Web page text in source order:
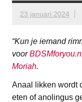
23 januari 2024
“Kun je iemand
voor
Moriah.
Anaal likken wordt
eten of anolingus